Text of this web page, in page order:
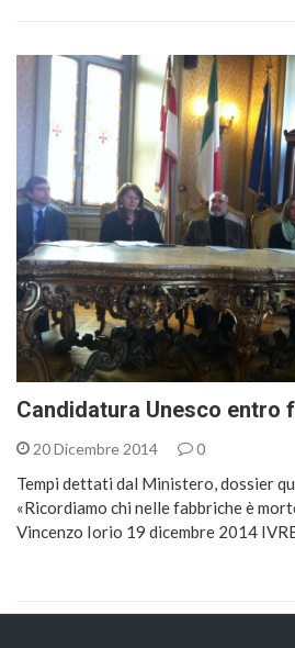
Candidatura Unesco entro
20 Dicembre 2014 0
Tempi dettati dal Ministero, dossier
«Ricordiamo chi nelle fabbriche è
Vincenzo Iorio 19 dicembre 2014